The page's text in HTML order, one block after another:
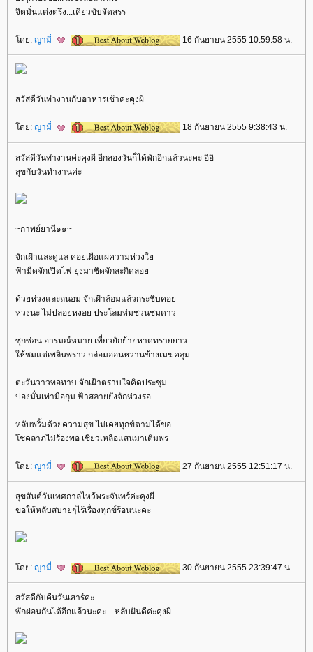
จิตมั่นแต่งตรึง...เคี่ยวขับจัดสรร
ดย: ญามี่ 16 กันยายน 2555 10:59:58 น.
สวัสดีวันทำงานกับอาหารเช้าค่ะคุงผี
ดย: ญามี่ 18 กันยายน 2555 9:38:43 น.
สวัสดีวันทำงานค่ะคุงผี อีกสองวันก็ได้พักอีกแล้วนะคะ อิอิ
สุขกับวันทำงานค่ะ
~กาพย์ยานี๑๑~
จักเฝ้าและดูแล คอยเผื่อแผ่ความห่วง
ฟ้ามืดจักเปิดไฟ ยุงมาชิดจักสะกิดลอ
ด้วยห่วงและถนอม จักเฝ้าล้อมแล้วกระซิบคอ
ห่วงนะ ไม่ปล่อยหงอย ประโลมห่มชวนชมดาว
ซุกซ่อน อารมณ์หมาย เที่ยวยักย้ายหาดทรายยาว
ห้ชมแต่เพลินพราว กล่อมอ่อนหวานข้างเมฆคลุม
ตะวันวาวทอทาบ จักเฝ้าตราบใจคิดประชุม
ปองมั่นเท่ามือกุม ฟ้าสลายยังจักห่วงรอ
หลับพริ้มด้วยความสุข ไม่เคยทุกข์ตามได้ขอ
ชคลาภไม่ร้องพอ เชี่ยวเหลือแสนมาเติมพร
ดย: ญามี่ 27 กันยายน 2555 12:51:17 น.
สุขสันต์วันเทศกาลไหว้พระจันทร์ค่ะคุงผี
ขอให้หลับสบายๆไร้เรื่องทุกข์ร้อนนะคะ
ดย: ญามี่ 30 กันยายน 2555 23:39:47 น.
สวัสดีกับคืนวันเสาร์ค่ะ
พักผ่อนกันได้อีกแล้วนะคะ....หลับฝันดีค่ะคุงผี